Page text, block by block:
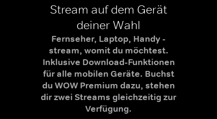
Stream auf dem Gerät
deiner Wahl
Fernseher, Laptop, Handy -
stream, womit du möchtest.
Inklusive Download-Funktionen
für alle mobilen Geräte. Buchst
du WOW Premium dazu, stehen
dir zwei Streams gleichzeitig zur
Verfügung.